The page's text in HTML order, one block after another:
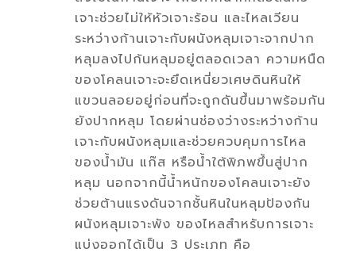
เจาะช่วยไม่ให้หัวเจาะร้อน และไหลเวียน
ระหว่างก้านเจาะกับผนังหลุมเจาะจากปาก
หลุมลงไปก้นหลุมอยู่ตลอดเวลา ความหนืด
ของโคลนเจาะจะยึดเหนี่ยวเศษดินหินให้
แขวนลอยอยู่ก่อนที่จะถูกดันขึ้นมาพร้อมกัน
ยังปากหลุม โดยผ่านช่องว่างระหว่างก้าน
เจาะกับผนังหลุมและช่วยควบคุมการไหล
ของนํ้ามัน แก๊ส หรือนํ้าใต้พิภพขึ้นสู่ปาก
หลุม นอกจากนี้นํ้าหนักของโคลนเจาะยัง
ช่วยต้านแรงดันจากชั้นหินในหลุมป้องกัน
ผนังหลุมเจาะพัง ของไหลสำหรับการเจาะ
แบ่งออกได้เป็น 3 ประเภท คือ